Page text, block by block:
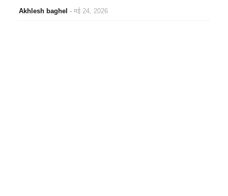
Akhlesh baghel मई 24, 2026